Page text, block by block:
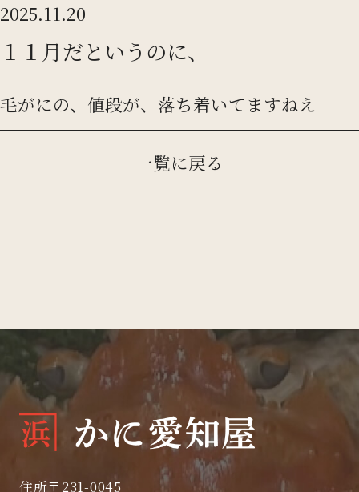
2025.11.20
１１月だというのに、
毛がにの、値段が、落ち着いてますねえ
一覧に戻る
住所〒231-0045